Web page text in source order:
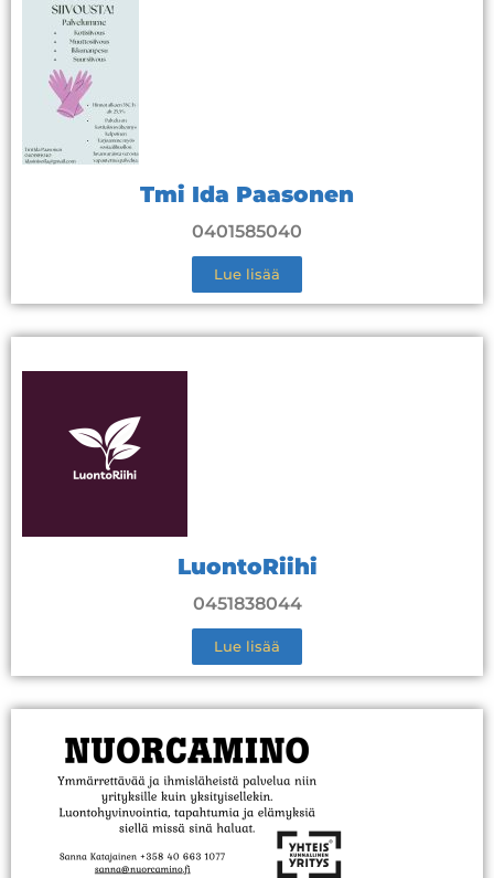
Tmi Ida Paasonen
0401585040
Lue lisää
LuontoRiihi
0451838044
Lue lisää